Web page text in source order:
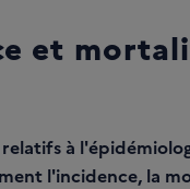
et
à
l'incidence, la